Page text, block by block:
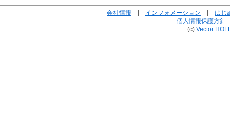
会社情報 | インフォメーション | はじ
個人情報保護方針
(c) Vector